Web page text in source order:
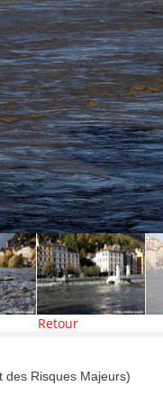
Retour
des Risques Majeurs)